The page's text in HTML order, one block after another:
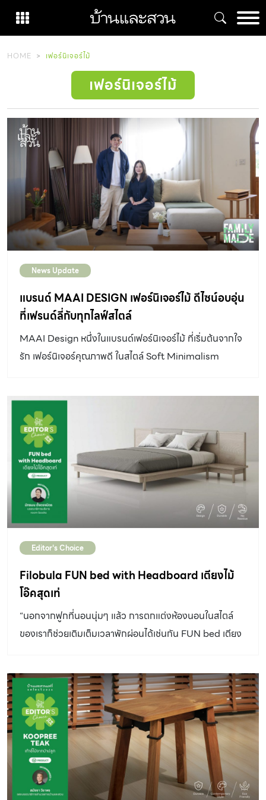
content
HOME เฟอร์นิเจอร์ไม้
เฟอร์นิเจอร์ไม้
News Update
แบรนด์ MAAI DESIGN เฟอร์นิเจอร์ไม้ ดีไซน์อบอุ่น
ที่เฟรนด์ลี่กับทุกไลฟ์สไตล์
MAAI Design หนึ่งในแบรนด์เฟอร์นิเจอร์ไม้ ที่เริ่มต้นจากใจ
รัก เฟอร์นิเจอร์คุณภาพดี ในสไตล์ Soft Minimalism
Editor's Choice
Filobula FUN bed with Headboard เตียงไม้
โอ๊คสุดเท่
“นอกจากฟูกที่นอนนุ่มๆ แล้ว การตกแต่งห้องนอนในสไตล์
ของเราก็ช่วยเติมเต็มเวลาพักผ่อนได้เช่นกัน FUN bed เตียง
สวยสมบูรณ์ยิ่งขึ้น” Recommended by นัทธมน ตั้งตรง
มิตร บรรณาธิการบริหาร room books สำหรับหลายคน แค่
ที่นอนดี ๆ ยังไม่พอ แต่เตียงที่ใช้ก็ต้องมีสไตล์ด้วย Filobula
เป็นแบรนด์เฟอร์นิเจอร์ของคนไทย ที่สนใจงานไม้โอ๊คเห็นได้
จากงานออกแบบโต๊ะ ตู้ เก้าอี้ไม้โอ๊ค ในหลายๆ คอลเล็คชัน
รวมถึง FUN bed เตียงไม้ที่มาพร้อมกับ Headboard สุดเท่
แบรนด์เลือกใช้ไม้โอ๊คที่ขึ้นชื่อเรื่องความทนทาน เนื้อไม้ยังแข็ง
แรงผุพังยาก ทนต่อปลวก แมลง หรือเชื้อรา ไปจนถึงมี